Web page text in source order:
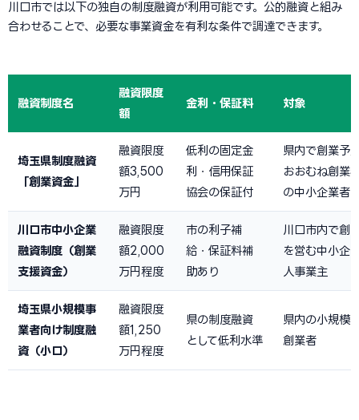
川口市では以下の独自の制度融資が利用可能です。公的融資と組み
合わせることで、必要な事業資金を有利な条件で調達できます。
融資制度名
融資限度
額
金利・保証料 対象
埼玉県制度融資
「創業資金」
融資限度
額3,500
万円
低利の固定金
利・信用保証
協会の保証付
県内で創業予
おおむね創業
の中小企業者
川口市中小企業
融資制度（創業
支援資金）
融資限度
額2,000
万円程度
市の利子補
給・保証料補
助あり
川口市内で創
を営む中小企
人事業主
埼玉県小規模事
業者向け制度融
資（小口）
融資限度
額1,250
万円程度
県の制度融資
として低利水準
県内の小規模
創業者